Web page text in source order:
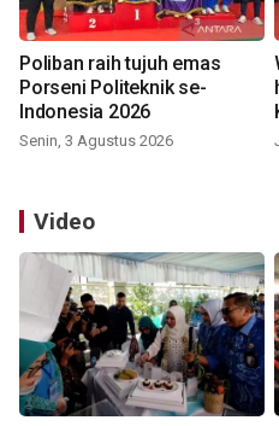
Poliban raih tujuh emas
Porseni Politeknik se-
Indonesia 2026
Senin, 3 Agustus 2026
Video